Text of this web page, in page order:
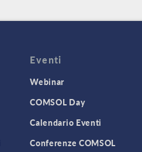
Eventi
Webinar
COMSOL Day
Calendario Eventi
Conferenze COMSOL